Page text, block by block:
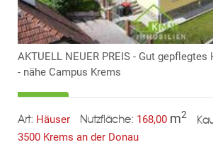
AKTUELL NEUER PREIS - Gut
- nähe Campus Krems
Art: Häuser Nutzfläche: 168,00 m2
3500 Krems an der Donau